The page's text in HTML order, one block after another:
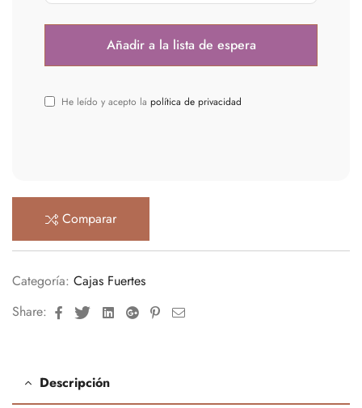
He leído y acepto la política de privacidad
Comparar
Categoría: Cajas Fuertes
Share:
FacebookTwitterLinkedinGoogle+Pinterest
Email
Descripción